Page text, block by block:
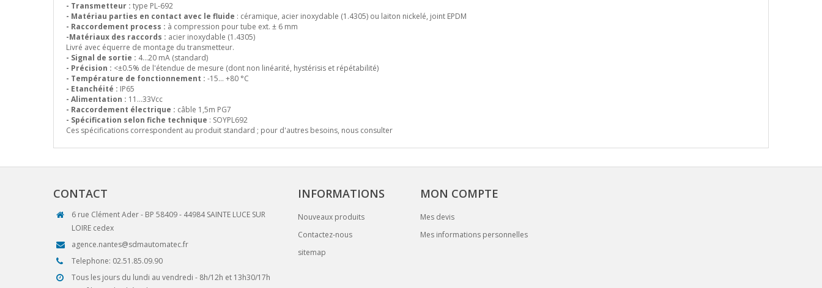
- Transmetteur : type PL-692
- Matériau parties en contact avec le fluide : céramique, acier inoxydable (1.4305) ou laiton nickelé, joint EPDM
- Raccordement process : à compression pour tube ext. ± 6 mm
-Matériaux des raccords : acier inoxydable (1.4305)
Livré avec équerre de montage du transmetteur.
- Signal de sortie : 4…20 mA (standard)
- Précision : <±0.5% de l'étendue de mesure (dont non linéarité, hystérisis et répétabilité)
- Température de fonctionnement : -15… +80 °C
- Etanchéité : IP65
- Alimentation : 11…33Vcc
- Raccordement électrique : câble 1,5m PG7
- Spécification selon fiche technique : SOYPL692
Ces spécifications correspondent au produit standard ; pour d'autres besoins, nous consulter
CONTACT
6 rue Clément Ader - BP 58409 - 44984 SAINTE LUCE SUR
LOIRE cedex
agence.nantes@sdmautomatec.fr
Telephone: 02.51.85.09.90
Tous les jours du lundi au vendredi - 8h/12h et 13h30/17h
INFORMATIONS
Nouveaux produits
Contactez-nous
sitemap
MON COMPTE
Mes devis
Mes informations personnelles